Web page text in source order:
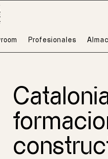
Profesionales